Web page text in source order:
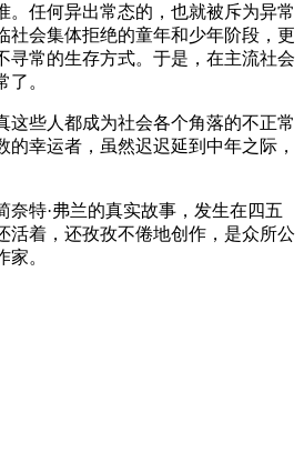
。任何异出常态的，也就被斥为异常
社会集体拒绝的童年和少年阶段，更
寻常的生存方式。于是，在主流社会
。
些人都成为社会各个角落的不正常
的幸运者，虽然迟迟延到中年之际，
特·弗兰的真实故事，发生在四五
活着，还孜孜不倦地创作，是众所公
。